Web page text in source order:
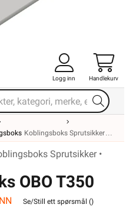
Logg inn Handlekurv
Koblingsboks Sprutsikker
Sprutsikker •
OBO T350
Se/Still ett spørsmål ()